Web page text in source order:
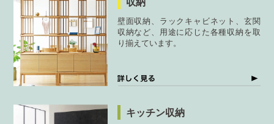
壁面収納、ラックキャビネット、玄関
収納など、用途に応じた各種収納を取
り揃えています。
キッチン収納